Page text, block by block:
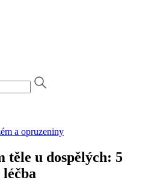
a opruzeniny
těle u dospělých: 5